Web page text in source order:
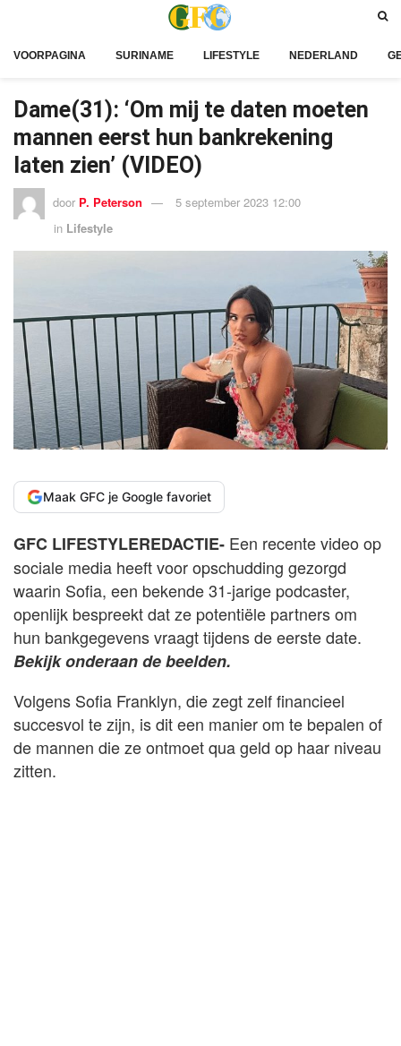
VOORPAGINA SURINAME LIFESTYLE NEDERLAND
Dame(31): ‘Om mij te daten moeten
mannen eerst hun bankrekening
laten zien’ (VIDEO)
door P. Peterson
5 september 2023 12:00
in Lifestyle
Maak GFC je Google favoriet
GFC LIFESTYLEREDACTIE- Een recente video op
sociale media heeft voor opschudding gezorgd
waarin Sofia, een bekende 31-jarige podcaster,
openlijk bespreekt dat ze potentiële partners om
hun bankgegevens vraagt tijdens de eerste date.
Bekijk onderaan de beelden.
Volgens Sofia Franklyn, die zegt zelf financieel
succesvol te zijn, is dit een manier om te bepalen of
de mannen die ze ontmoet qua geld op haar niveau
zitten.